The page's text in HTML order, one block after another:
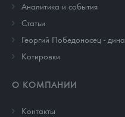
Аналитика и события
Cтатьи
Георгий Победоносец -
Котировки
О КОМПАНИИ
Контакты